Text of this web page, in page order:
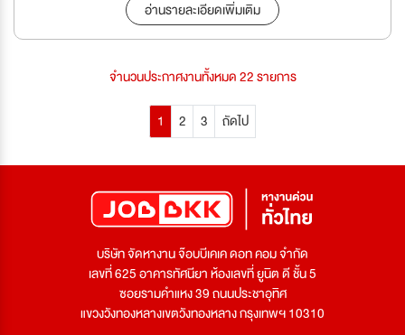
อ่านรายละเอียดเพิ่มเติม
จำนวนประกาศงานทั้งหมด 22 รายการ
1 2 3 ถัดไป
บริษัท จัดหางาน จ๊อบบีเคเค ดอท คอม จำกัด
เลขที่ 625 อาคารทัศนียา ห้องเลขที่ ยูนิต ดี ชั้น 5
ซอยรามคำแหง 39 ถนนประชาอุทิศ
แขวงวังทองหลางเขตวังทองหลาง กรุงเทพฯ 10310